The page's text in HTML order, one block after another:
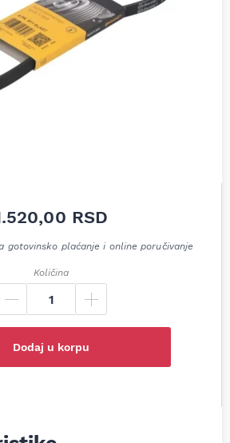
RSD
gotovinsko plaćanje i online poručivanje
Količina
Dodaj u korpu